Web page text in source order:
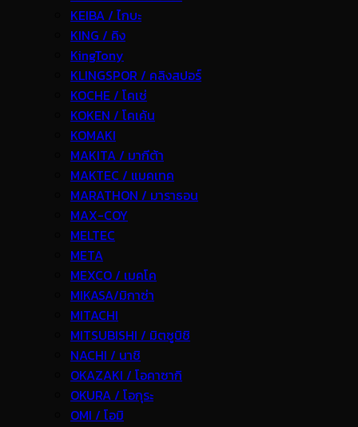
KEIBA / ไกบะ
KING / คิง
KingTony
KLINGSPOR / คลิงสปอร์
KOCHE / โคเช่
KOKEN / โคเค้น
KOMAKI
MAKITA / มากีต้า
MAKTEC / แมคเทค
MARATHON / มาราธอน
MAX-COY
MELTEC
META
MEXCO / เมคโค
MIKASA/มิกาซ่า
MITACHI
MITSUBISHI / มิตซูบิชิ
NACHI / นาชิ
OKAZAKI / โอคาซากิ
OKURA / โอกุระ
OMI / โอมิ